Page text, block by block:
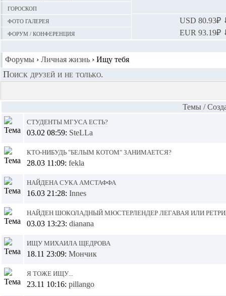
Гороскоп
Фото галерея
Форум / конференция
USD 80.93₽
EUR 93.19₽
Форумы › Личная жизнь › Ищу тебя
Поиск друзей и не только.
Темы /
Студенты МГУСа есть?
03.02 08:59: SteLLa
Кто-нибудь "Белым котом" занимается?
28.03 11:09: fekla
Найдена сука амстаффа
16.03 21:28: Innes
Найден шоколадный мюстерлендер легавая или
03.03 13:23: dianana
Ищу Михаила Щедрова
18.11 23:09: Мончик
Я тоже ищу...
23.11 10:16: pillango